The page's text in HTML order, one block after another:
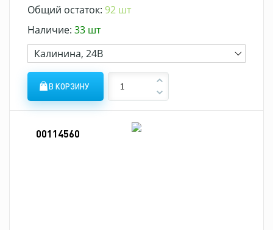
Общий остаток: 92 шт
Наличие: 33 шт
Калинина, 24В
В КОРЗИНУ
00114560